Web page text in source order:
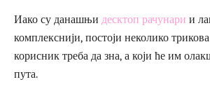
Иако су данашњи десктоп рачунари и
комплекснији, постоји неколико трикова
корисник треба да зна, а који ће им
пута.